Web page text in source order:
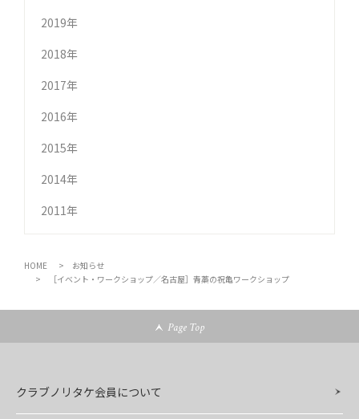
2019年
2018年
2017年
2016年
2015年
2014年
2011年
HOME
お知らせ
［イベント・ワークショップ／名古屋］青藁の祝亀ワークショップ
Page Top
クラブノリタケ会員について